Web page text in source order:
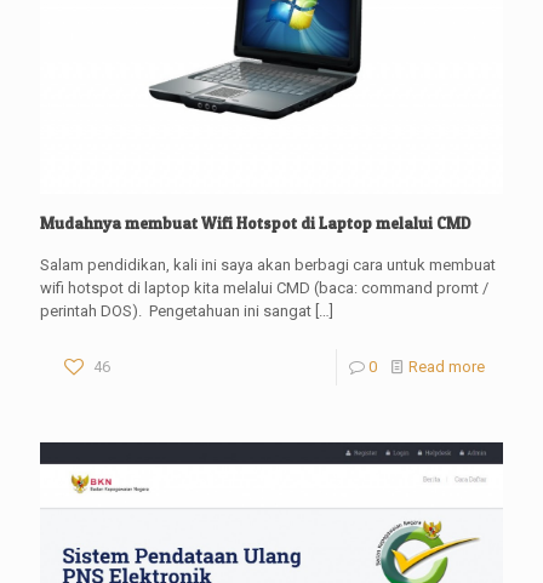
Mudahnya membuat Wifi Hotspot di Laptop melalui CMD
Salam pendidikan, kali ini saya akan berbagi cara untuk membuat
wifi hotspot di laptop kita melalui CMD (baca: command promt /
perintah DOS). Pengetahuan ini sangat […]
46 0 Read more